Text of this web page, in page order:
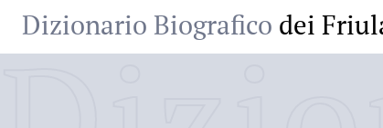
Dizionario Biografico dei